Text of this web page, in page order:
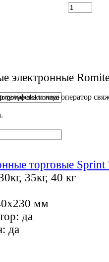
электронные
и наш оператор
торговые Sprint
35кг, 40 кг
мм
да
да